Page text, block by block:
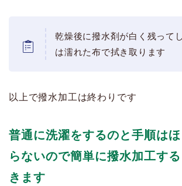
乾燥後に撥水剤が白く残って
は濡れた布で拭き取ります
以上で撥水加工は終わりです
普通に洗濯をするのと手順は
らないので簡単に撥水加工す
きます